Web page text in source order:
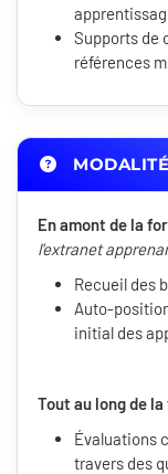
Supports de
références
En amont de la
l'extranet
Recueil des
Auto-
initial des
Tout au long de
Évaluations
travers des